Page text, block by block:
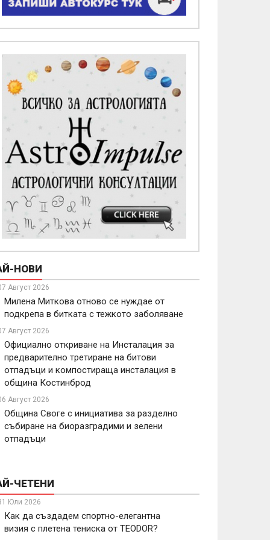
НОВИ
Август 2026
Милена Миткова отново се нуждае от
подкрепа в битката с тежкото заболяване
Август 2026
Официално откриване на Инсталация за
предварително третиране на битови
отпадъци и компостираща инсталация в
община Костинброд
Август 2026
Община Своге с инициатива за разделно
събиране на биоразградими и зелени
отпадъци
ЧЕТЕНИ
Юли 2026
Как да създадем спортно-елегантна
визия с плетена тениска от TEODOR?